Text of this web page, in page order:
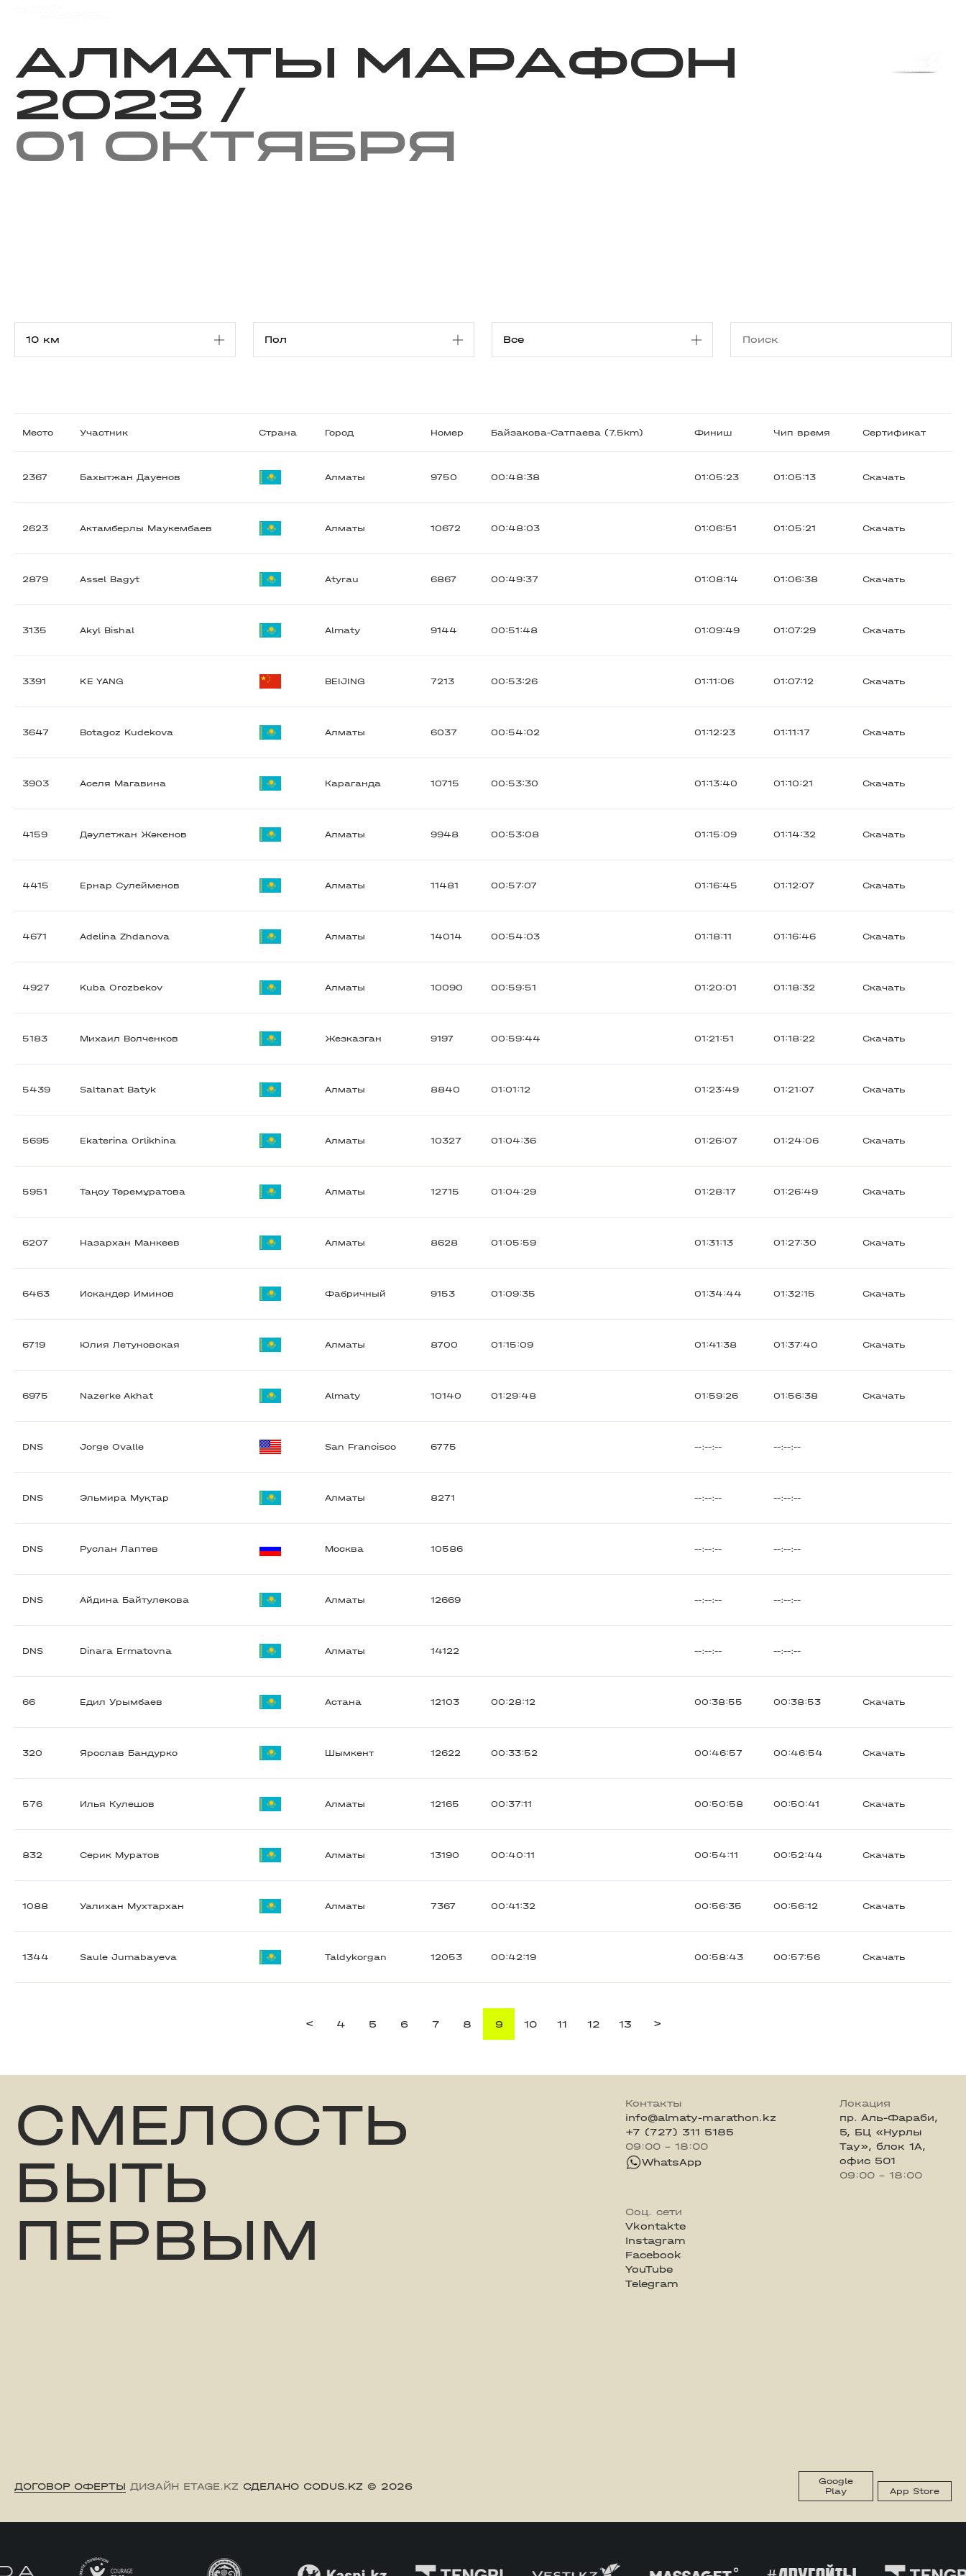
Алматы марафон
2023 /
01 октября
Место Участник Страна Город Номер Байзакова-Сатпаева (7.5km) Финиш Чип время Сертификат
2367 Бахытжан Дауенов Алматы 9750 00:48:38 01:05:23 01:05:13 Скачать
2623 Актамберлы Маукембаев Алматы 10672 00:48:03 01:06:51 01:05:21 Скачать
2879 Assel Bagyt Atyrau 6867 00:49:37 01:08:14 01:06:38 Скачать
3135 Akyl Bishal Almaty 9144 00:51:48 01:09:49 01:07:29 Скачать
3391 KE YANG BEIJING 7213 00:53:26 01:11:06 01:07:12 Скачать
3647 Botagoz Kudekova Алматы 6037 00:54:02 01:12:23 01:11:17 Скачать
3903 Аселя Магавина Караганда 10715 00:53:30 01:13:40 01:10:21 Скачать
4159 Дәулетжан Жәкенов Алматы 9948 00:53:08 01:15:09 01:14:32 Скачать
4415 Ернар Сулейменов Алматы 11481 00:57:07 01:16:45 01:12:07 Скачать
4671 Adelina Zhdanova Алматы 14014 00:54:03 01:18:11 01:16:46 Скачать
4927 Kuba Orozbekov Алматы 10090 00:59:51 01:20:01 01:18:32 Скачать
5183 Михаил Волченков Жезказган 9197 00:59:44 01:21:51 01:18:22 Скачать
5439 Saltanat Batyk Алматы 8840 01:01:12 01:23:49 01:21:07 Скачать
5695 Ekaterina Orlikhina Алматы 10327 01:04:36 01:26:07 01:24:06 Скачать
5951 Таңсу Төремұратова Алматы 12715 01:04:29 01:28:17 01:26:49 Скачать
6207 Назархан Манкеев Алматы 8628 01:05:59 01:31:13 01:27:30 Скачать
6463 Искандер Иминов Фабричный 9153 01:09:35 01:34:44 01:32:15 Скачать
6719 Юлия Летуновская Алматы 8700 01:15:09 01:41:38 01:37:40 Скачать
6975 Nazerke Akhat Almaty 10140 01:29:48 01:59:26 01:56:38 Скачать
DNS Jorge Ovalle San Francisco 6775 --:--:-- --:--:--
DNS Эльмира Муқтар Алматы 8271 --:--:-- --:--:--
DNS Руслан Лаптев Москва 10586 --:--:-- --:--:--
DNS Айдина Байтулекова Алматы 12669 --:--:-- --:--:--
DNS Dinara Ermatovna Алматы 14122 --:--:-- --:--:--
66 Едил Урымбаев Астана 12103 00:28:12 00:38:55 00:38:53 Скачать
320 Ярослав Бандурко Шымкент 12622 00:33:52 00:46:57 00:46:54 Скачать
576 Илья Кулешов Алматы 12165 00:37:11 00:50:58 00:50:41 Скачать
832 Серик Муратов Алматы 13190 00:40:11 00:54:11 00:52:44 Скачать
1088 Уалихан Мухтархан Алматы 7367 00:41:32 00:56:35 00:56:12 Скачать
1344 Saule Jumabayeva Taldykorgan 12053 00:42:19 00:58:43 00:57:56 Скачать
< 4 5 6 7 8 9 10 11 12 13 >
СМЕЛОСТЬ
БЫТЬ
ПЕРВЫМ
Контакты
info@almaty-marathon.kz
+7 (727) 311 5185
09:00 - 18:00
WhatsApp
Локация
пр. Аль-Фараби,
5, БЦ «Нурлы
Тау», блок 1А,
офис 501
09:00 - 18:00
Соц. сети
Vkontakte
Instagram
Facebook
YouTube
Telegram
ДОГОВОР ОФЕРТЫ ДИЗАЙН ETAGE.KZ СДЕЛАНО CODUS.KZ © 2026
Google
Play
App Store